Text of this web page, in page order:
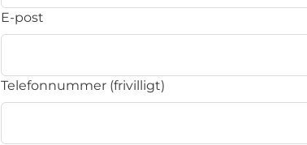
E-post
Telefonnummer (frivilligt)